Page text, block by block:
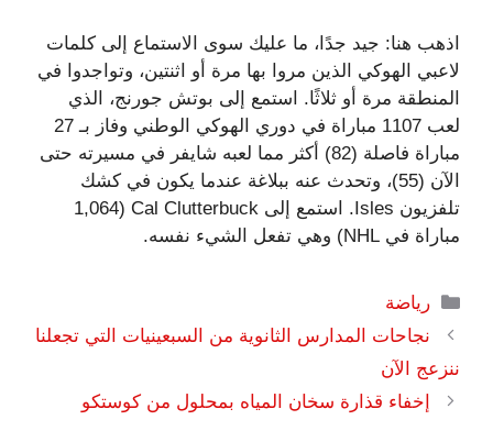
اذهب هنا: جيد جدًا، ما عليك سوى الاستماع إلى كلمات
لاعبي الهوكي الذين مروا بها مرة أو اثنتين، وتواجدوا في
المنطقة مرة أو ثلاثًا. استمع إلى بوتش جورنج، الذي
لعب 1107 مباراة في دوري الهوكي الوطني وفاز بـ 27
مباراة فاصلة (82) أكثر مما لعبه شايفر في مسيرته حتى
الآن (55)، وتحدث عنه ببلاغة عندما يكون في كشك
تلفزيون Isles. استمع إلى Cal Clutterbuck (1,064
مباراة في NHL) وهي تفعل الشيء نفسه.
التصنيفات
رياضة
نجاحات المدارس الثانوية من السبعينيات التي تجعلنا
ننزعج الآن
إخفاء قذارة سخان المياه بمحلول من كوستكو